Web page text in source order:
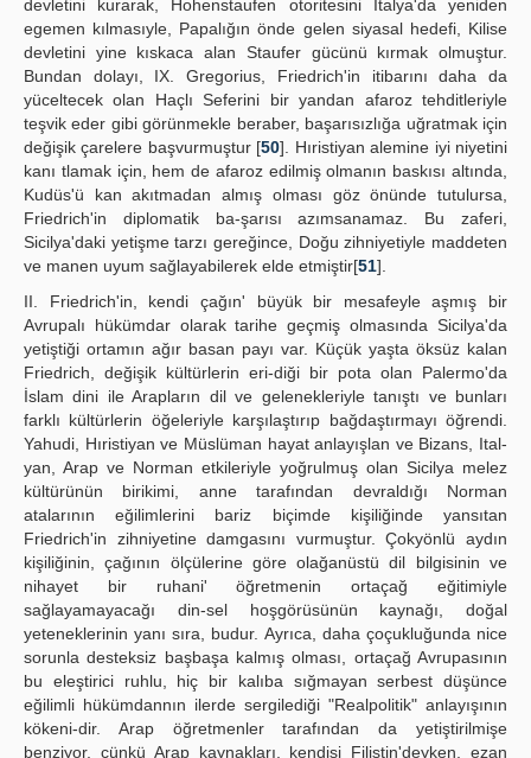
devletini kurarak, Hohenstaufen otoritesini İtalya'da yeniden
egemen kılmasıyle, Papalığın önde gelen siyasal hedefi, Kilise
devletini yine kıskaca alan Staufer gücünü kırmak olmuştur.
Bundan dolayı, IX. Gregorius, Friedrich'in itibarını daha da
yüceltecek olan Haçlı Seferini bir yandan afaroz tehditleriyle
teşvik eder gibi görünmekle beraber, başarısızlığa uğratmak için
değişik çarelere başvurmuştur [50]. Hıristiyan alemine iyi niyetini
kanı tlamak için, hem de afaroz edilmiş olmanın baskısı altında,
Kudüs'ü kan akıtmadan almış olması göz önünde tutulursa,
Friedrich'in diplomatik ba-şarısı azımsanamaz. Bu zaferi,
Sicilya'daki yetişme tarzı gereğince, Doğu zihniyetiyle maddeten
ve manen uyum sağlayabilerek elde etmiştir[51].
II. Friedrich'in, kendi çağın' büyük bir mesafeyle aşmış bir
Avrupalı hükümdar olarak tarihe geçmiş olmasında Sicilya'da
yetiştiği ortamın ağır basan payı var. Küçük yaşta öksüz kalan
Friedrich, değişik kültürlerin eri-diği bir pota olan Palermo'da
İslam dini ile Arapların dil ve gelenekleriyle tanıştı ve bunları
farklı kültürlerin öğeleriyle karşılaştırıp bağdaştırmayı öğrendi.
Yahudi, Hıristiyan ve Müslüman hayat anlayışlan ve Bizans, Ital-
yan, Arap ve Norman etkileriyle yoğrulmuş olan Sicilya melez
kültürünün birikimi, anne tarafından devraldığı Norman
atalarının eğilimlerini bariz biçimde kişiliğinde yansıtan
Friedrich'in zihniyetine damgasını vurmuştur. Çokyönlü aydın
kişiliğinin, çağının ölçülerine göre olağanüstü dil bilgisinin ve
nihayet bir ruhani' öğretmenin ortaçağ eğitimiyle
sağlayamayacağı din-sel hoşgörüsünün kaynağı, doğal
yeteneklerinin yanı sıra, budur. Ayrıca, daha çoçukluğunda nice
sorunla desteksiz başbaşa kalmış olması, ortaçağ Avrupasının
bu eleştirici ruhlu, hiç bir kalıba sığmayan serbest düşünce
eğilimli hükümdannın ilerde sergilediği "Realpolitik" anlayışının
kökeni-dir. Arap öğretmenler tarafından da yetiştirilmişe
benziyor, çünkü Arap kaynakları, kendisi Filistin'deyken, ezan